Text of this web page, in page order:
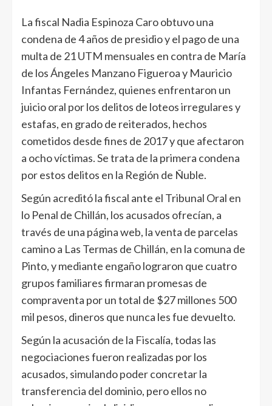
La fiscal Nadia Espinoza Caro obtuvo una
condena de 4 años de presidio y el pago de una
multa de 21 UTM mensuales en contra de María
de los Ángeles Manzano Figueroa y Mauricio
Infantas Fernández, quienes enfrentaron un
juicio oral por los delitos de loteos irregulares y
estafas, en grado de reiterados, hechos
cometidos desde fines de 2017 y que afectaron
a ocho víctimas. Se trata de la primera condena
por estos delitos en la Región de Ñuble.
Según acreditó la fiscal ante el Tribunal Oral en
lo Penal de Chillán, los acusados ofrecían, a
través de una página web, la venta de parcelas
camino a Las Termas de Chillán, en la comuna de
Pinto, y mediante engaño lograron que cuatro
grupos familiares firmaran promesas de
compraventa por un total de $27 millones 500
mil pesos, dineros que nunca les fue devuelto.
Según la acusación de la Fiscalía, todas las
negociaciones fueron realizadas por los
acusados, simulando poder concretar la
transferencia del dominio, pero ellos no